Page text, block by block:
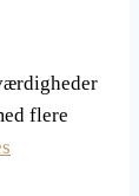
flere